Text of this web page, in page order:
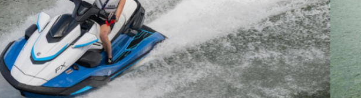
ПОЛУЧИТЬ КОНСУЛЬТАЦИЮ ЗАБРОНИРОВАТЬ
см³ 70 л
Официальный дилер Yamaha В Украине:
Ямаха ВИДИ Мото Лайф
Все мото дилера